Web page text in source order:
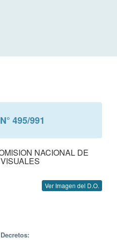
N° 495/991
NACIONAL DE
Ver Imagen del D.O.